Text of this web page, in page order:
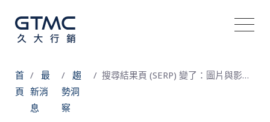
首
頁
最
新消
息
趨
勢洞
察
搜尋結果頁 (SERP) 變了：圖片與影片版位變多，你的網站跟上了嗎？